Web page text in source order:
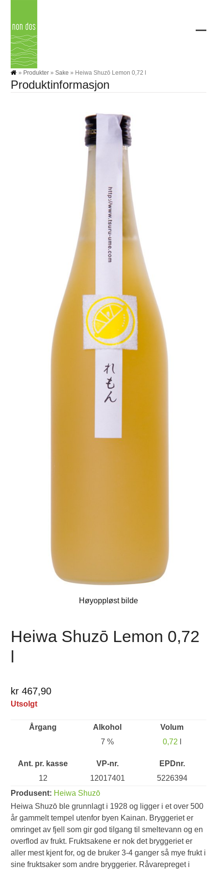
content
» Produkter »Sake » Heiwa Shuzō Lemon 0,72 l
Produktinformasjon
Høyoppløst bilde
Heiwa Shuzō Lemon 0,72
l
kr 467,90
Utsolgt
Årgang
Alkohol
7 %
Volum
0,72
Ant. pr. kasse
12
VP-nr.
12017401
EPDnr.
5226394
Produsent: Heiwa Shuzō
Heiwa Shuzō ble grunnlagt i 1928 og ligger i et over 500
år gammelt tempel utenfor byen Kainan. Bryggeriet er
omringet av fjell som gir god tilgang til smeltevann og en
overflod av frukt. Fruktsakene er nok det bryggeriet er
aller mest kjent for, og de bruker 3-4 ganger så mye frukt i
sine fruktsaker som andre bryggerier. Råvarepreget i